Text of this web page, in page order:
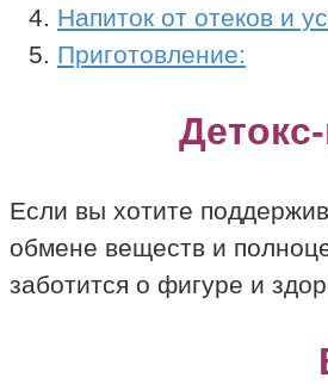
Напиток от отеков и
Приготовление:
Если вы хотите
обмене веществ и
заботится о фигуре и